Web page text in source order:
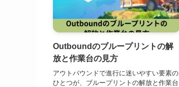
Outboundのブループリントの解
放と作業台の見方
アウトバウンドで進行に迷いやすい要素の
ひとつが、ブループリントの解放と作業台